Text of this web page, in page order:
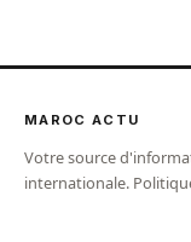
MAROC ACTU
Votre source
internationale.